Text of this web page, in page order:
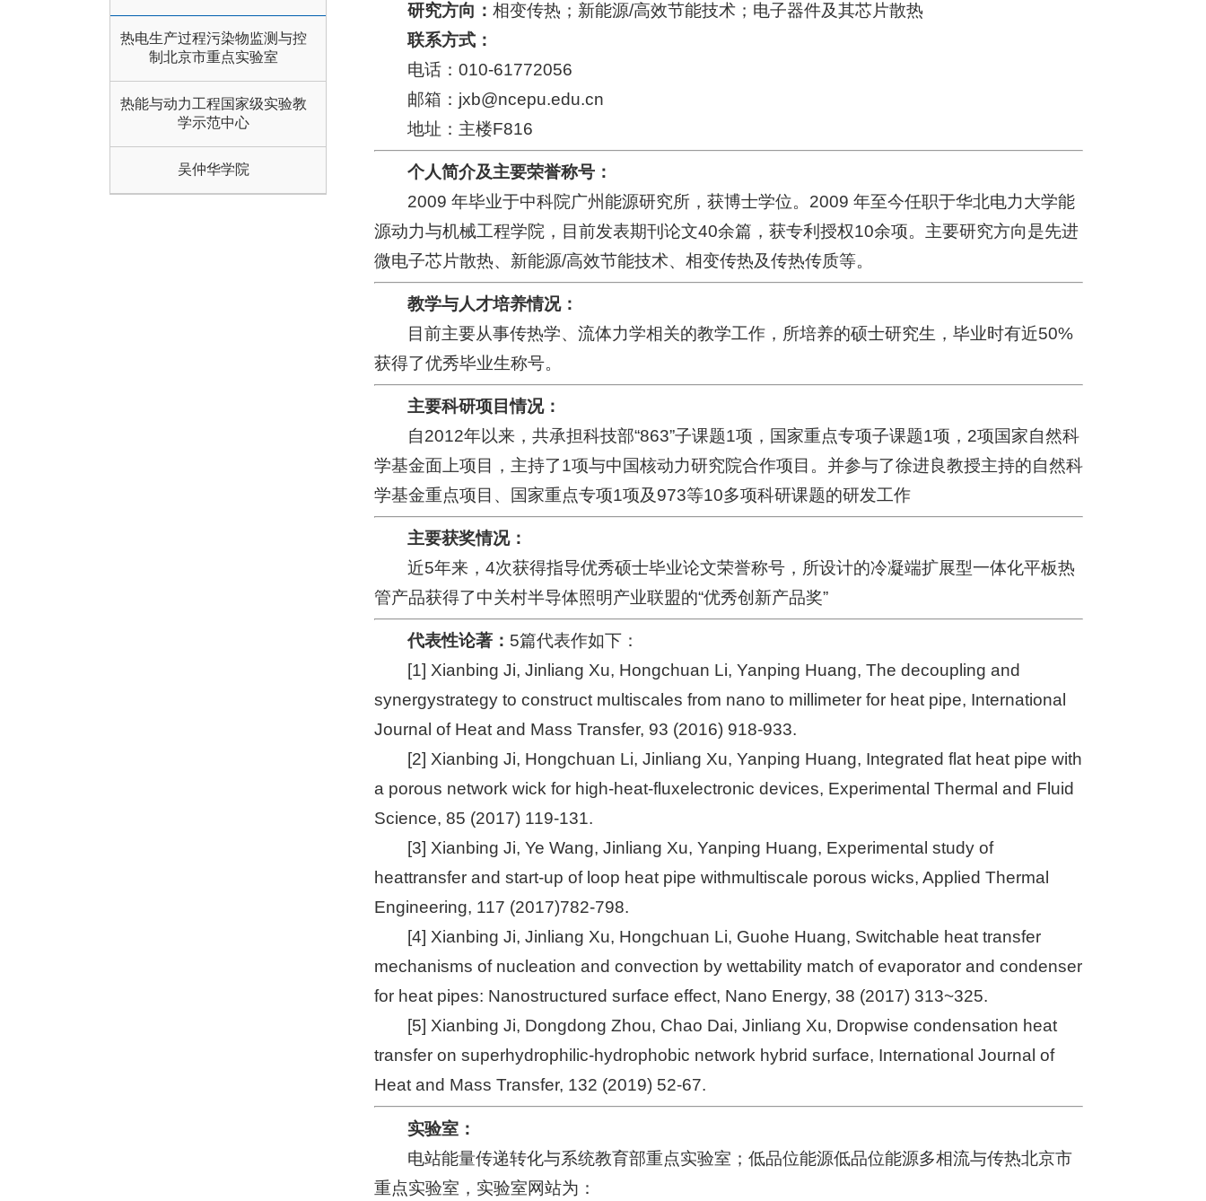
热电生产过程污染物监测与控
制北京市重点实验室
热能与动力工程国家级实验教
学示范中心
吴仲华学院
研究方向：相变传热；新能源/高效节能技术；电子器件及其芯片散热
联系方式：
电话：010-61772056
邮箱：jxb@ncepu.edu.cn
地址：主楼F816
个人简介及主要荣誉称号：
2009 年毕业于中科院广州能源研究所，获博士学位。2009 年至今任职于华北电力大学能
源动力与机械工程学院，目前发表期刊论文40余篇，获专利授权10余项。主要研究方向是先进
微电子芯片散热、新能源/高效节能技术、相变传热及传热传质等。
教学与人才培养情况：
目前主要从事传热学、流体力学相关的教学工作，所培养的硕士研究生，毕业时有近50%
获得了优秀毕业生称号。
主要科研项目情况：
自2012年以来，共承担科技部“863”子课题1项，国家重点专项子课题1项，2项国家自然科
学基金面上项目，主持了1项与中国核动力研究院合作项目。并参与了徐进良教授主持的自然科
学基金重点项目、国家重点专项1项及973等10多项科研课题的研发工作
主要获奖情况：
近5年来，4次获得指导优秀硕士毕业论文荣誉称号，所设计的冷凝端扩展型一体化平板热
管产品获得了中关村半导体照明产业联盟的“优秀创新产品奖”
代表性论著： 5篇代表作如下：
[1] Xianbing Ji, Jinliang Xu, Hongchuan Li, Yanping Huang, The decoupling and
synergystrategy to construct multiscales from nano to millimeter for heat pipe, International
Journal of Heat and Mass Transfer, 93 (2016) 918-933.
[2] Xianbing Ji, Hongchuan Li, Jinliang Xu, Yanping Huang, Integrated flat heat pipe with
a porous network wick for high-heat-fluxelectronic devices, Experimental Thermal and Fluid
Science, 85 (2017) 119-131.
[3] Xianbing Ji, Ye Wang, Jinliang Xu, Yanping Huang, Experimental study of
heattransfer and start-up of loop heat pipe withmultiscale porous wicks, Applied Thermal
Engineering, 117 (2017)782-798.
[4] Xianbing Ji, Jinliang Xu, Hongchuan Li, Guohe Huang, Switchable heat transfer
mechanisms of nucleation and convection by wettability match of evaporator and condenser
for heat pipes: Nanostructured surface effect, Nano Energy, 38 (2017) 313~325.
[5] Xianbing Ji, Dongdong Zhou, Chao Dai, Jinliang Xu, Dropwise condensation heat
transfer on superhydrophilic-hydrophobic network hybrid surface, International Journal of
Heat and Mass Transfer, 132 (2019) 52-67.
实验室：
电站能量传递转化与系统教育部重点实验室；低品位能源低品位能源多相流与传热北京市
重点实验室，实验室网站为：